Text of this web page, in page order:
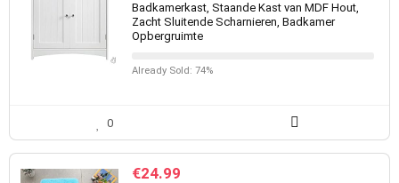
Badkamerkast, Staande Kast van MDF Hout,
Zacht Sluitende Scharnieren, Badkamer
Opbergruimte
Already Sold: 74%
0
€24.99